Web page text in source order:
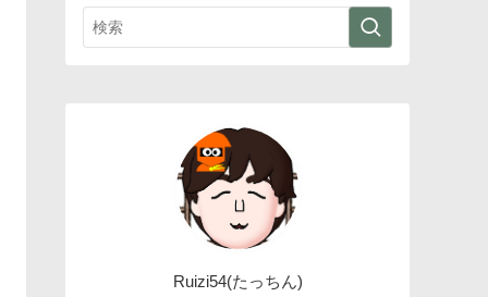
Ruizi54(たっちん)